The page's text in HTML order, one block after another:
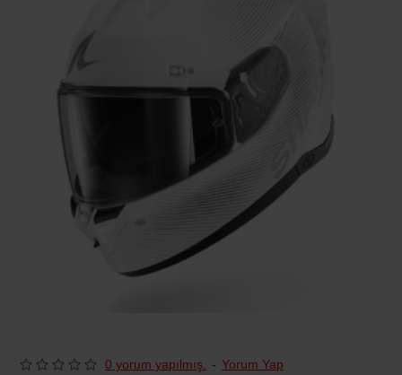
0 yorum yapılmış. - Yorum Yap